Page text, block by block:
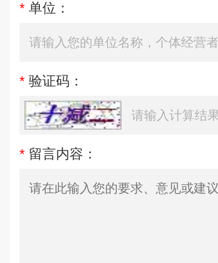
* 单位：
* 验证码：
* 留言内容：